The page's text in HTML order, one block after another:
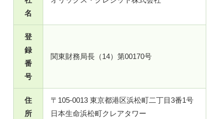
名
登
録
番
号
関東財務局長（14）第00170号
住
所
〒105-0013 東京都港区浜松町二丁目3番1号
日本生命浜松町クレアタワー